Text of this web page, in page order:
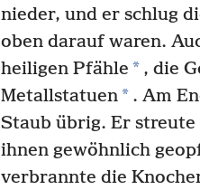
nieder, und er schlug
oben darauf waren.
heiligen Pfähle * , die
Metallstatuen* . Am
Staub übrig. Er
ihnen gewöhnlich
verbrannte die